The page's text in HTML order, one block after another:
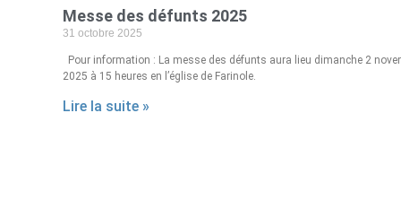
Messe des défunts 2025
31 octobre 2025
Pour information : La messe des défunts aura lieu dimanche 2
2025 à 15 heures en l’église de Farinole.
Lire la suite »